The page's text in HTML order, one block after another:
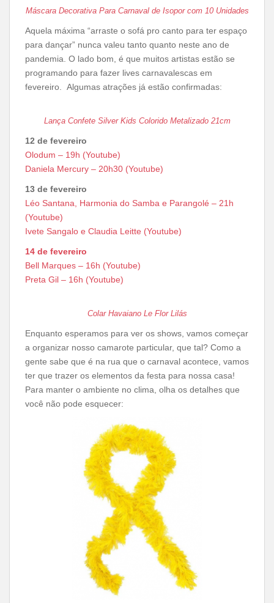
Máscara Decorativa Para Carnaval de Isopor com 10 Unidades
Aquela máxima “arraste o sofá pro canto para ter espaço
para dançar” nunca valeu tanto quanto neste ano de
pandemia. O lado bom, é que muitos artistas estão se
programando para fazer lives carnavalescas em
fevereiro. Algumas atrações já estão confirmadas:
Lança Confete Silver Kids Colorido Metalizado 21cm
12 de fevereiro
Olodum – 19h (Youtube)
Daniela Mercury – 20h30 (Youtube)
13 de fevereiro
Léo Santana, Harmonia do Samba e Parangolé – 21h
(Youtube)
Ivete Sangalo e Claudia Leitte (Youtube)
14 de fevereiro
Bell Marques – 16h (Youtube)
Preta Gil – 16h (Youtube)
Colar Havaiano Le Flor Lilás
Enquanto esperamos para ver os shows, vamos começar
a organizar nosso camarote particular, que tal? Como a
gente sabe que é na rua que o carnaval acontece, vamos
ter que trazer os elementos da festa para nossa casa!
Para manter o ambiente no clima, olha os detalhes que
você não pode esquecer: